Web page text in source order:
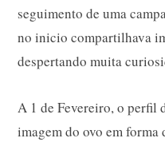
seguimento de uma
no inicio compartilhava
despertando muita
A 1 de Fevereiro, o perfil
imagem do ovo em